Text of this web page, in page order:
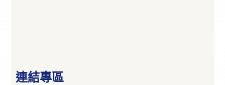
連結專區